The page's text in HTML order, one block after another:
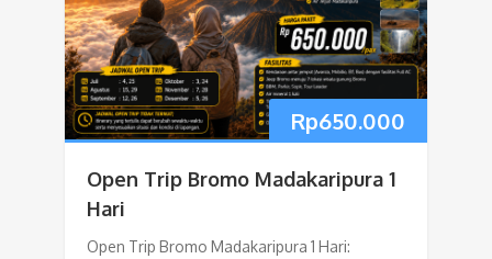
Rp650.000
Open Trip Bromo Madakaripura 1
Hari
Open Trip Bromo Madakaripura 1 Hari: